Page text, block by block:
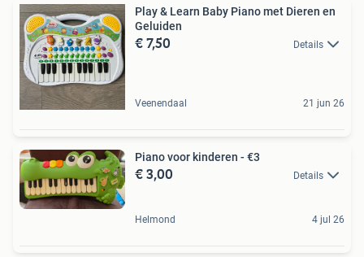
Play & Learn Baby Piano met Dieren en
Geluiden
€ 7,50 Details
Veenendaal 21 jun 26
Piano voor kinderen - €3
€ 3,00 Details
Helmond 4 jul 26